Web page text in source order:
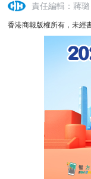
責任編輯：蔣璐
香港商報版權所有，未經